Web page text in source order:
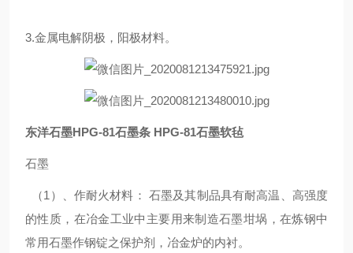
3.金属电解阴极，阳极材料。
东洋石墨HPG-81石墨条 HPG-81石墨软毡
石墨
（1）、作耐火材料： 石墨及其制品具有耐高温、高强度
的性质，在冶金工业中主要用来制造石墨坩埚，在炼钢中
常用石墨作钢锭之保护剂，冶金炉的内衬。